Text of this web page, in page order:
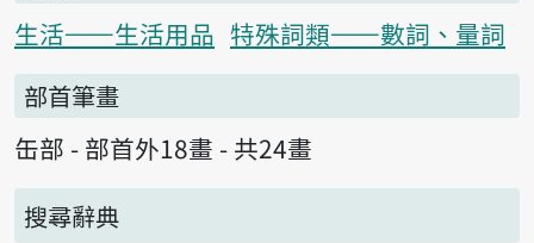
生活——生活用品 特殊詞類——數詞、量詞
部首筆畫
缶部 - 部首外18畫 - 共24畫
搜尋辭典